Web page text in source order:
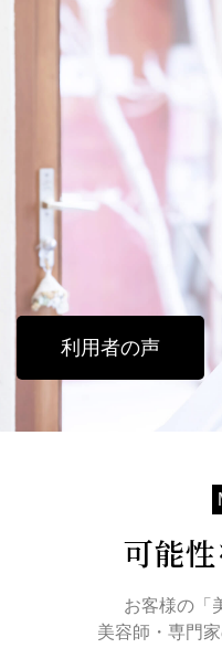
利用者の声
可能
お客様の「
美容師・専門